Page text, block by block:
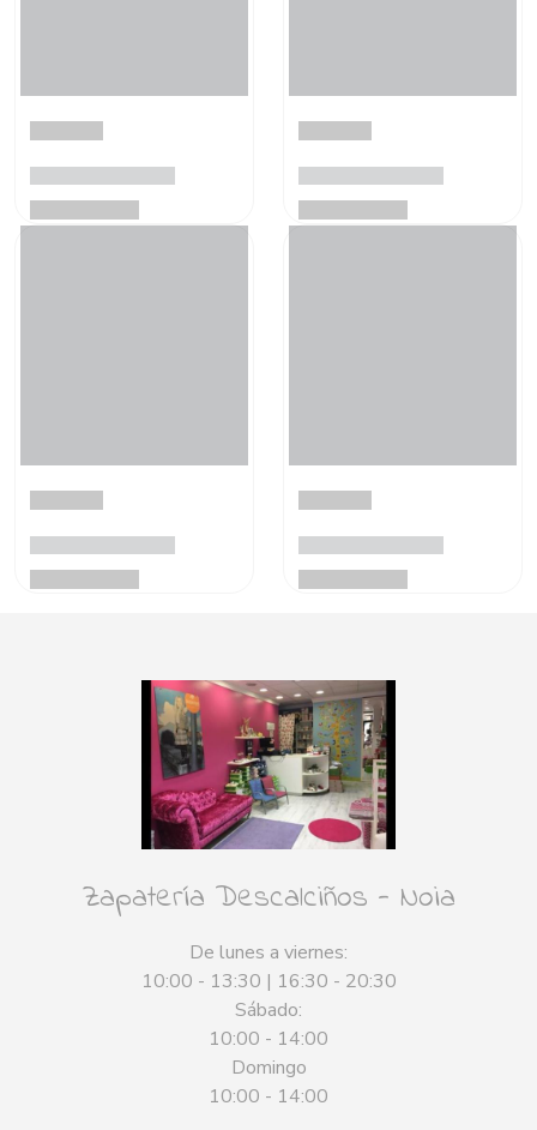
Zapatería Descalciños - Noia
De lunes a viernes:
10:00 - 13:30 | 16:30 - 20:30
Sábado:
10:00 - 14:00
Domingo
10:00 - 14:00